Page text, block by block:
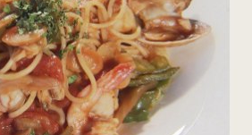
カレー